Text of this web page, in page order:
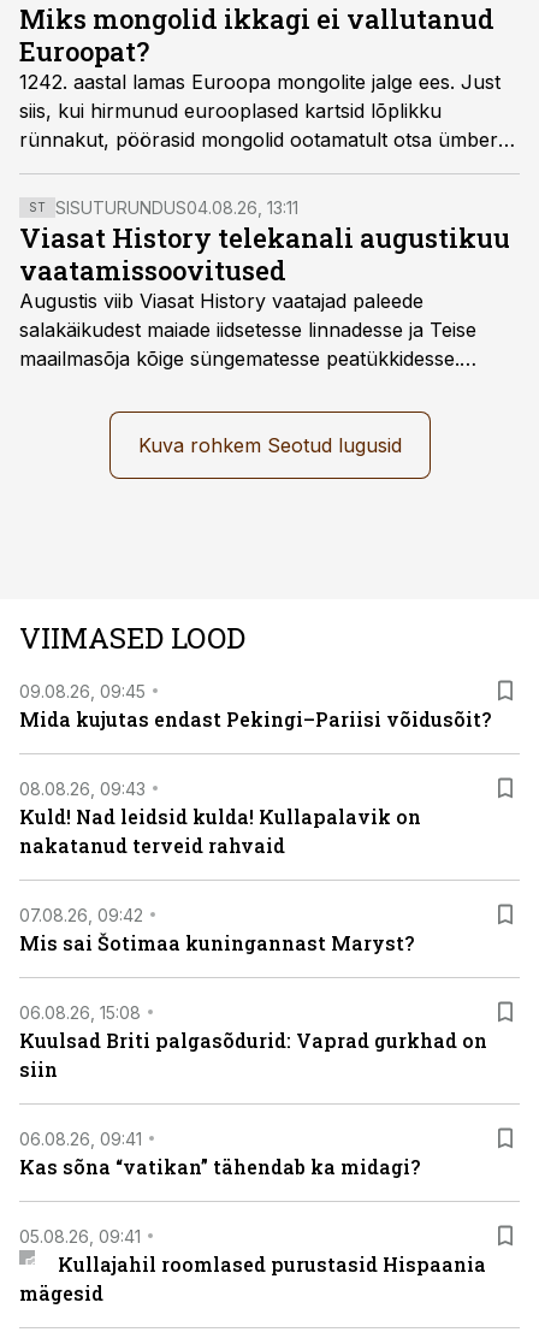
Miks mongolid ikkagi ei vallutanud
Euroopat?
1242. aastal lamas Euroopa mongolite jalge ees. Just
siis, kui hirmunud eurooplased kartsid lõplikku
rünnakut, pöörasid mongolid ootamatult otsa ümber
ning lahkusid Euroopast.
ST SISUTURUNDUS04.08.26, 13:11
Viasat History telekanali augustikuu
vaatamissoovitused
Augustis viib Viasat History vaatajad paleede
salakäikudest maiade iidsetesse linnadesse ja Teise
maailmasõja kõige süngematesse peatükkidesse.
avastused ning seni nägemata kaadrid Kolmanda riigi
argielust avavad ajaloo tuntud sündmused täiesti uuest
vaatenurgast. Viasat History on saadaval kõikide Eesti
Kuva rohkem Seotud lugusid
VIIMASED LOOD
09.08.26, 09:45
Mida kujutas endast Pekingi–Pariisi võidusõit?
08.08.26, 09:43
Kuld! Nad leidsid kulda! Kullapalavik on
nakatanud terveid rahvaid
07.08.26, 09:42
Mis sai Šotimaa kuningannast Maryst?
06.08.26, 15:08
Kuulsad Briti palgasõdurid: Vaprad gurkhad on
siin
06.08.26, 09:41
Kas sõna “vatikan” tähendab ka midagi?
05.08.26, 09:41
Kullajahil roomlased purustasid Hispaania
mägesid